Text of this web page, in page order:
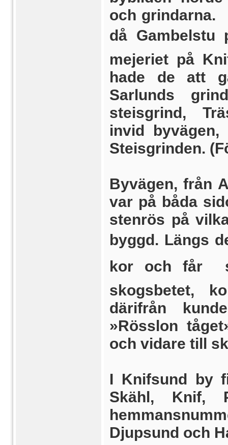
och grindarna.
då Gambelstu
mejeriet på
hade de att
Sarlunds
steisgrind,
invid byvägen,
Steisgrinden.
Byvägen, från
var på båda
stenrös på
byggd. Längs
kor och får 
skogsbetet,
därifrån
»Rösslon
och vidare till
I Knifsund by
Skähl, Knif,
Djupsund och